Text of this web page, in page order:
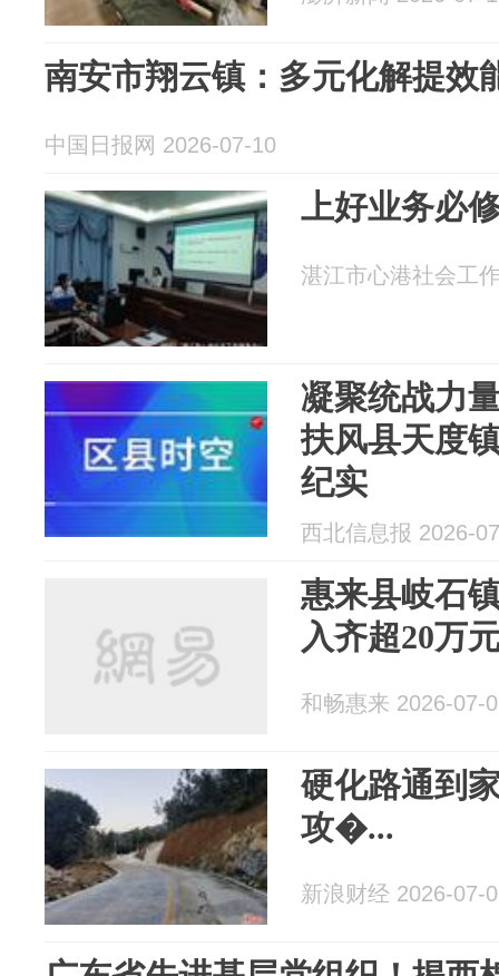
南安市翔云镇：多元化解提效
中国日报网 2026-07-10
上好业务必
湛江市心港社会工
凝聚统战力
扶风县天度
纪实
西北信息报 2026-
惠来县岐石
入齐超20万
和畅惠来 2026-07-
硬化路通到
攻�...
新浪财经 2026-07-